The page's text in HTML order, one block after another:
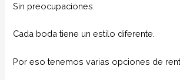
Sin preocupaciones.
Cada boda tiene un estilo diferente.
Por eso tenemos varias opciones de